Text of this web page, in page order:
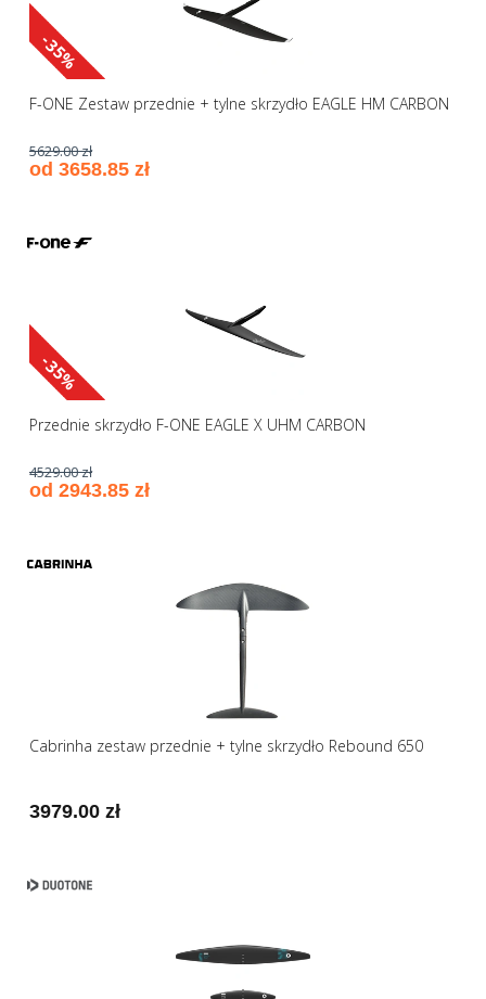
-35%
F-ONE Zestaw przednie + tylne skrzydło EAGLE HM CARBON
5629.00 zł
od 3658.85 zł
-35%
Przednie skrzydło F-ONE EAGLE X UHM CARBON
4529.00 zł
od 2943.85 zł
Cabrinha zestaw przednie + tylne skrzydło Rebound 650
3979.00 zł